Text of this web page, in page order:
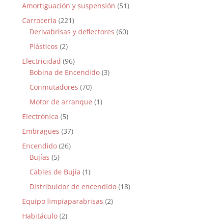
Amortiguación y suspensión (51)
Carrocería (221)
Derivabrisas y deflectores (60)
Plásticos (2)
Electricidad (96)
Bobina de Encendido (3)
Conmutadores (70)
Motor de arranque (1)
Electrónica (5)
Embragues (37)
Encendido (26)
Bujías (5)
Cables de Bujía (1)
Distribuidor de encendido (18)
Equipo limpiaparabrisas (2)
Habitáculo (2)